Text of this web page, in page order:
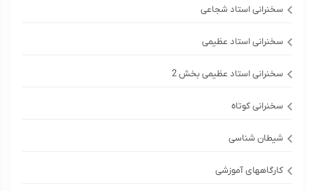
سخنرانی استاد شجاعی
سخنرانی استاد عظیمی
سخنرانی استاد عظیمی بخش 2
سخنرانی کوتاه
شیطان شناسی
کارگاههای آموزشی